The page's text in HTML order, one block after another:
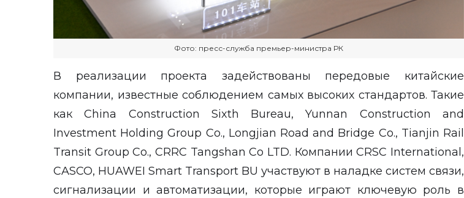
Фото: пресс-служба премьер-министра РК
В реализации проекта задействованы передовые китайские
компании, известные соблюдением самых высоких стандартов. Такие
как China Construction Sixth Bureau, Yunnan Construction and
Investment Holding Group Co., Longjian Road and Bridge Co., Tianjin Rail
Transit Group Co., CRRC Tangshan Co LTD. Компании CRSC International,
CASCO, HUAWEI Smart Transport BU участвуют в наладке систем связи,
сигнализации и автоматизации, которые играют ключевую роль в